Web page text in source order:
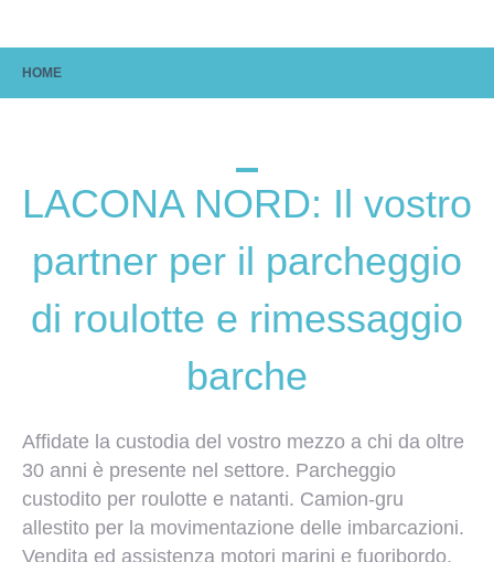
HOME
LACONA NORD: Il vostro
partner per il parcheggio
di roulotte e rimessaggio
barche
Affidate la custodia del vostro mezzo a chi da oltre
30 anni è presente nel settore. Parcheggio
custodito per roulotte e natanti. Camion-gru
allestito per la movimentazione delle imbarcazioni.
Vendita ed assistenza motori marini e fuoribordo,